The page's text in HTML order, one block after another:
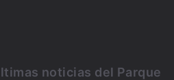
noticias del Parque